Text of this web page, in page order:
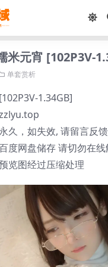
米元宵 [102P3V-
单套赏析
1.34GB]
久，如失效, 请留言反馈
度网盘储存 请切勿在线
览图经过压缩处理